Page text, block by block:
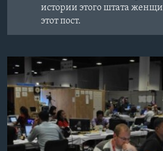
истории этого штата
этот пост.